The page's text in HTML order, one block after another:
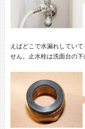
えばどこで水漏れしてい
せん。止水栓は洗面台の下